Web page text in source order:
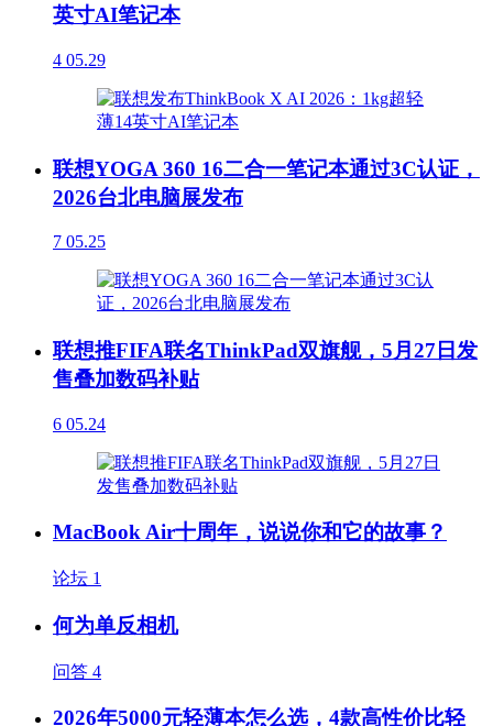
英寸AI笔记本
4 05.29
联想YOGA 360 16二合一笔记本通过3C认证，
2026台北电脑展发布
7 05.25
联想推FIFA联名ThinkPad双旗舰，5月27日发
售叠加数码补贴
6 05.24
MacBook Air十周年，说说你和它的故事？
论坛 1
何为单反相机
问答 4
2026年5000元轻薄本怎么选，4款高性价比轻